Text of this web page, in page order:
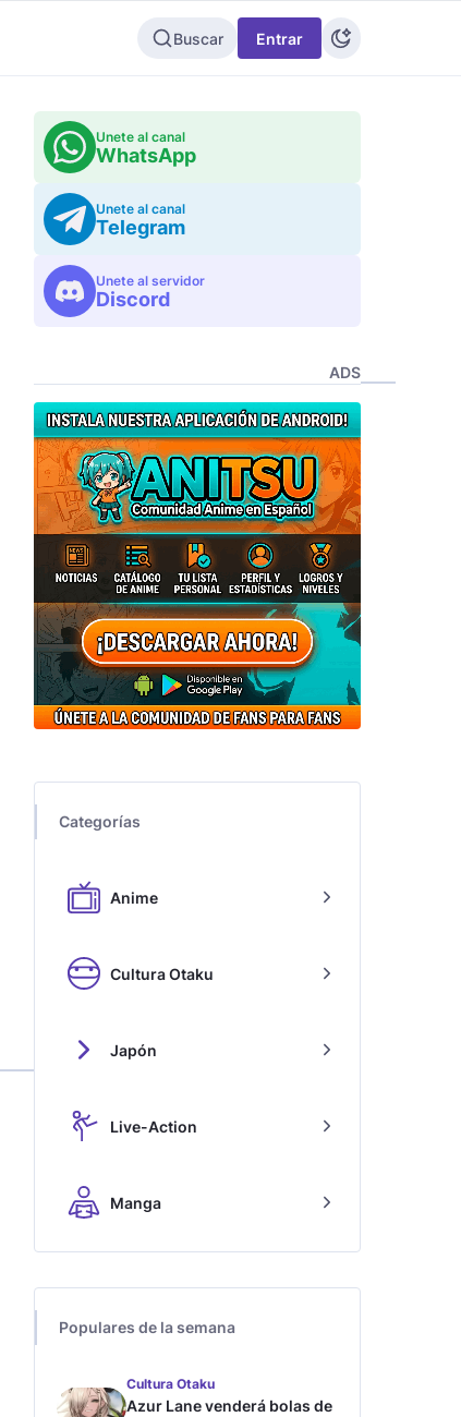
Buscar Entrar
Unete al canal
WhatsApp
Unete al canal
Telegram
Unete al servidor
Discord
ADS
Categorías
Anime
Cultura Otaku
Japón
Live-Action
Manga
Populares de la semana
Cultura Otaku
Azur Lane venderá bolas de